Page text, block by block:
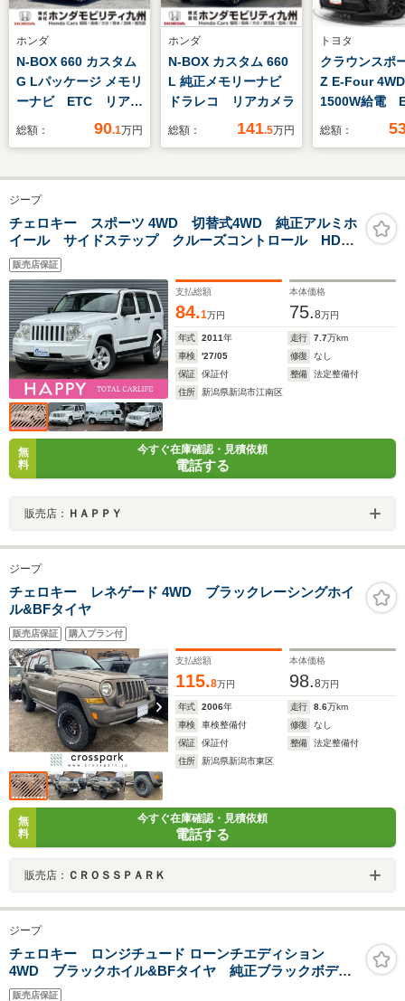
ホンダ
N-BOX 660 カスタム
G Lパッケージ メモリ
ーナビ ETC リアカ
メラ 片側電動スライ
総額： 90.1万円
ホンダ
N-BOX カスタム 660
L 純正メモリーナビ
ドラレコ リアカメラ
総額： 141.5万円
トヨタ
クラウンスポ
Z E-Four
1500W給電
リヤパワー
総額：
ジープ
チェロキー スポーツ 4WD 切替式4WD 純正アルミホ
イール サイドステップ クルーズコントロール HDD
ナビ TV バックカメラ サイドブラインドカメラ タ
イミングチェーン キーレス ETC ミュージックサー
バー
販売店保証
支払総額
84.1万円
本体価格
75.8万円
年式 2011年 走行 7.7万km
車検
'27/05 修復
なし
保証
保証付 整備
法定整備付
住所
新潟県新潟市江南区
無
料
今すぐ在庫確認・見積依頼
電話する
販売店： ＨＡＰＰＹ
ジープ
チェロキー レネゲード 4WD ブラックレーシングホイ
ル&BFタイヤ
販売店保証 購入プラン付
支払総額
115.8万円
本体価格
98.8万円
年式 2006年 走行 8.6万km
車検
車検整備付 修復
なし
保証
保証付 整備
法定整備付
住所
新潟県新潟市東区
無
料
今すぐ在庫確認・見積依頼
電話する
販売店： ＣＲＯＳＳＰＡＲＫ
ジープ
チェロキー ロンジチュード ローンチエディション
4WD ブラックホイル&BFタイヤ 純正ブラックボディ
&ブラックシート
販売店保証